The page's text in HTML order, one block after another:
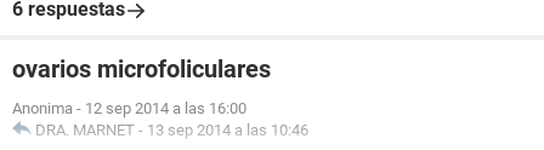
6 respuestas
ovarios microfoliculares
Anonima - 12 sep 2014 a las 16:00
DRA. MARNET - 13 sep 2014 a las 10:46